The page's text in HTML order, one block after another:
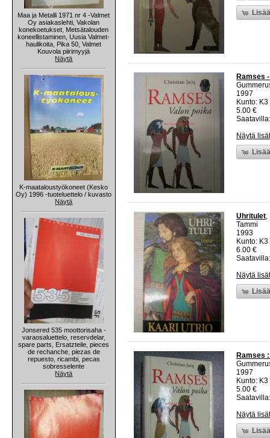
Maa ja Metalli 1971 nr 4 -Valmet
Oy asiakaslehti, Vakolan
konekoetukset, Metsätalouden
koneellistaminen, Uusia Valmet-
haulikoita, Pika 50, Valmet
Kouvola piirimyyjä
Näytä
K-maataloustyökoneet (Kesko
Oy) 1996 -tuoteluettelo / kuvasto
Näytä
Jonsered 535 moottorisaha -
varaosaluettelo, reservdelar,
spare parts, Ersatzteile, pieces
de rechanche, piezas de
repuesto, ricambi, pecas
sobresselente
Näytä
Ramses
1997
Kunto:
5.00 €
Näytä
Uhritulet,
Tammi
1993
Kunto:
6.00 €
Näytä
Ramses
1997
Kunto:
5.00 €
Näytä